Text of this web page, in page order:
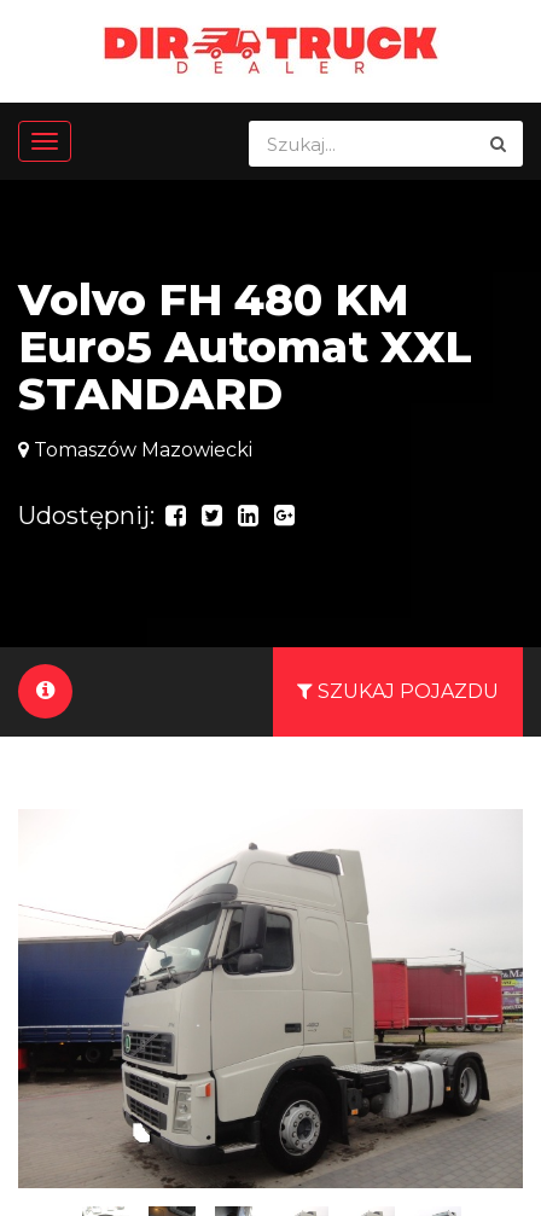
Volvo FH 480 KM
Euro5 Automat XXL
STANDARD
Tomaszów Mazowiecki
Udostępnij:
SZUKAJ POJAZDU